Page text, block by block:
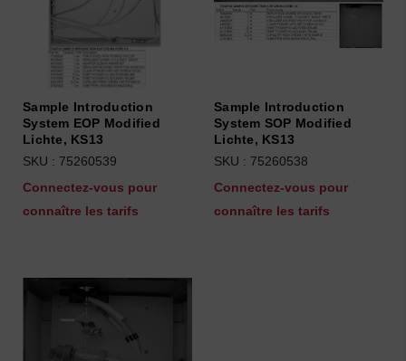
Sample Introduction
System EOP Modified
Lichte, KS13
SKU : 75260539
Connectez-vous pour
connaître les tarifs
Sample Introduction
System SOP Modified
Lichte, KS13
SKU : 75260538
Connectez-vous pour
connaître les tarifs